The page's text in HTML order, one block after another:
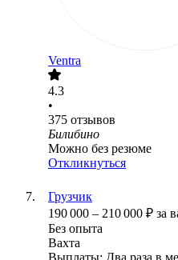
Ventra
4.3
•
375 отзывов
Билибино
Можно без резюме
Откликнуться
Грузчик
190 000 – 210 000 ₽ за
Без опыта
Вахта